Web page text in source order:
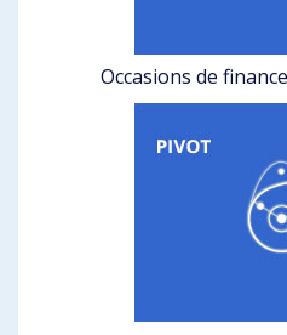
Occasions de